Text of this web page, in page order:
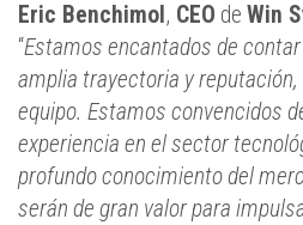
Eric Benchimol , CEO de Win
“Estamos encantados de
amplia trayectoria y
equipo. Estamos convencidos
experiencia en el sector
profundo conocimiento del
serán de gran valor para